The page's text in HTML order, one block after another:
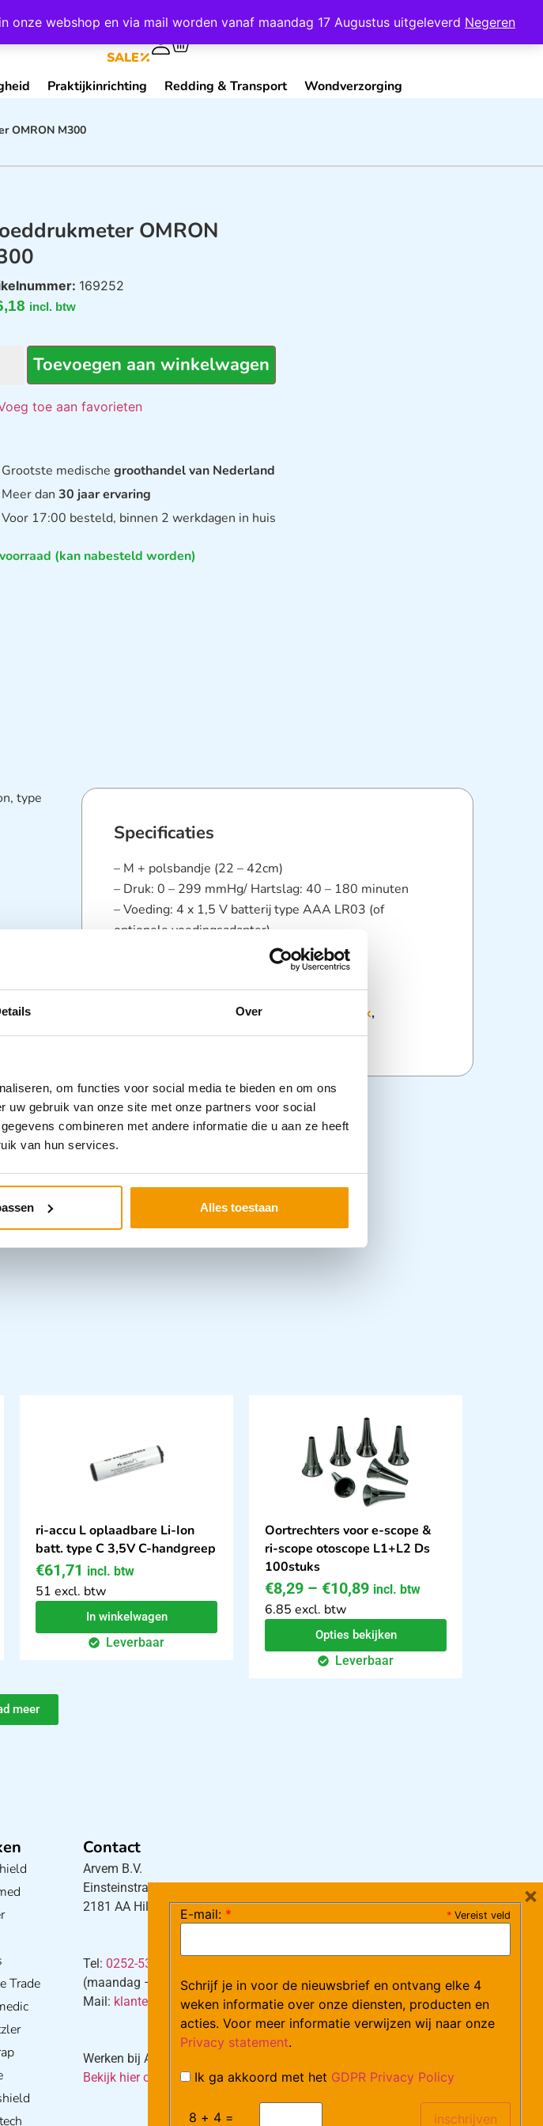
Over
om functies voor social media te bieden en om ons
uw gebruik van onze site met onze partners voor social
combineren met andere informatie die u aan ze heeft
van hun services.
Alles toestaan
webshop en via mail worden vanaf maandag 17 Augustus uitgeleverd Negeren
Mijn Account Contact
SALE
Praktijkinrichting Redding & Transport Wondverzorging
OMRON M300
OMRON
169252
incl. btw
Toevoegen aan winkelwagen
toe aan favorieten
Grootste medischegroothandel van Nederland
Meer dan30 jaar ervaring
Voor 17:00 besteld, binnen 2 werkdagen in huis
(kan nabesteld worden)
type
Specificaties
– M + polsbandje (22 – 42cm)
– Druk: 0 – 299 mmHg/ Hartslag: 40 – 180 minuten
– Voeding: 4 x 1,5 V batterij type AAA LR03 (of
optionele voedingsadapter)
– Gewicht: ca. 280 g, zonder batterij
– Afmeting: 10,4 x 8,1 cm x 12,9 cm
Bloeddrukmeters Diagnostiek,
Diagnostische instrumenten
ri-accu L oplaadbare Li-Ion
batt. type C 3,5V C-handgreep
€61,71 incl. btw
51 excl. btw
In winkelwagen
Leverbaar
Oortrechters voor e-scope &
ri-scope otoscope L1+L2 Ds
100stuks
€8,29 – €10,89 incl. btw
6.85 excl. btw
Opties bekijken
Leverbaar
meer
Trade
Contact
Arvem B.V.
Einsteinstraat 5
2181 AA Hillegom
Tel: 0252-533256
(maandag – donderdag 08:30-17:15 uur / vrijdag 08:30-16:00 uur)
Mail: klantenservice@arvem.nl
Werken bij Arvem?
Bekijk hier onze vacatures.
* Vereist veld
E-mail: *
Schrijf je in voor de nieuwsbrief en ontvang elke 4
weken informatie over onze diensten, producten en
acties. Voor meer informatie verwijzen wij naar onze
Privacy statement.
Ik ga akkoord met het GDPR Privacy Policy
8 + 4 =
×